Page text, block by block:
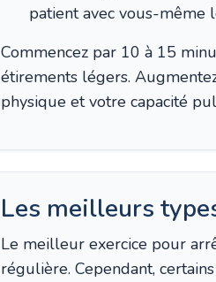
patient avec vous-même
Commencez par 10 à 15
étirements légers.
physique et votre capacité
Les meilleurs
Le meilleur exercice pour
régulière. Cependant,